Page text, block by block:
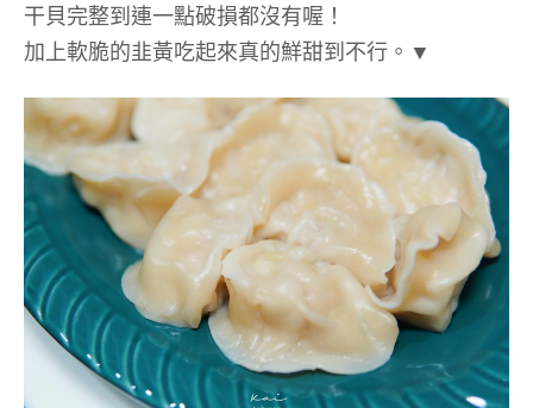
干貝完整到連一點破損都沒有喔！
加上軟脆的韭黃吃起來真的鮮甜到不行。▼